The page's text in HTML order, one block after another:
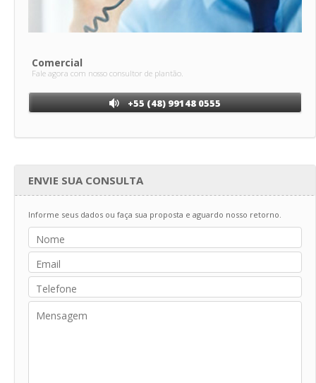
Comercial
Fale agora com nosso consultor de plantão.
+55 (48) 99148 0555
ENVIE SUA CONSULTA
Informe seus dados ou faça sua proposta e aguardo nosso retorno.